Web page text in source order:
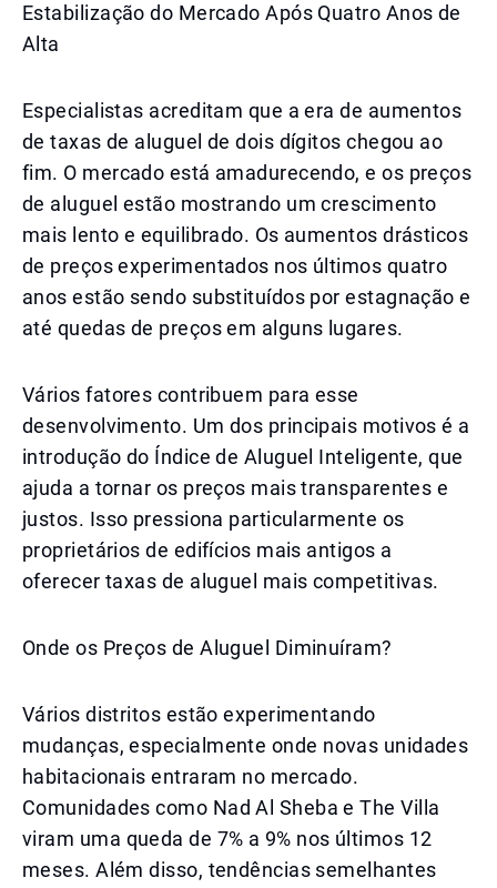
Estabilização do Mercado Após Quatro Anos de
Alta
Especialistas acreditam que a era de aumentos
de taxas de aluguel de dois dígitos chegou ao
fim. O mercado está amadurecendo, e os preços
de aluguel estão mostrando um crescimento
mais lento e equilibrado. Os aumentos drásticos
de preços experimentados nos últimos quatro
anos estão sendo substituídos por estagnação e
até quedas de preços em alguns lugares.
Vários fatores contribuem para esse
desenvolvimento. Um dos principais motivos é a
introdução do Índice de Aluguel Inteligente, que
ajuda a tornar os preços mais transparentes e
justos. Isso pressiona particularmente os
proprietários de edifícios mais antigos a
oferecer taxas de aluguel mais competitivas.
Onde os Preços de Aluguel Diminuíram?
Vários distritos estão experimentando
mudanças, especialmente onde novas unidades
habitacionais entraram no mercado.
Comunidades como Nad Al Sheba e The Villa
viram uma queda de 7% a 9% nos últimos 12
meses. Além disso, tendências semelhantes